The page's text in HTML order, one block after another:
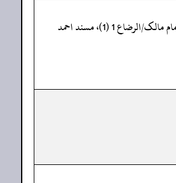
«صحیح البخاری/الشہادات 7 (2644)، تفسیرسورة السجدة 9 (4796)، النکاح 22 (5103)، 117 (5239)، الأدب 93 (6156)، صحیح مسلم/الرضاع 2 (1445)، موطا امام مالک/الرضاع 1 (1)، مسند احمد